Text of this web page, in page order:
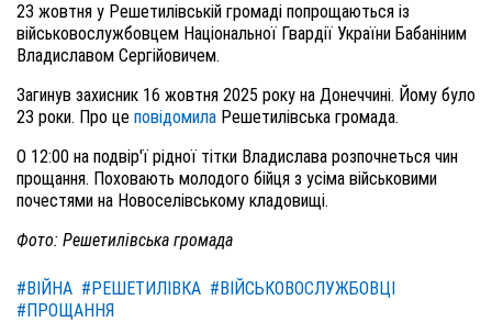
23 жовтня у Решетилівській громаді попрощаються із
військовослужбовцем Національної Гвардії України Бабаніним
Владиславом Сергійовичем.
Загинув захисник 16 жовтня 2025 року на Донеччині. Йому було
23 роки. Про це повідомила Решетилівська громада.
О 12:00 на подвір'ї рідної тітки Владислава розпочнеться чин
прощання. Поховають молодого бійця з усіма військовими
почестями на Новоселівському кладовищі.
Фото: Решетилівська громада
#ВІЙНА #РЕШЕТИЛІВКА #ВІЙСЬКОВОСЛУЖБОВЦІ
#ПРОЩАННЯ